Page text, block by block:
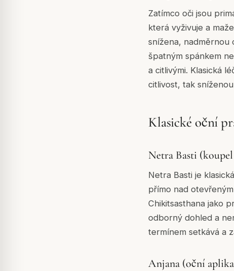
Zatímco oči jsou
která vyživuje a
snížena, nadměrnou
špatným spánkem
a citlivými. Klasická
citlivost, tak
Klasické oční
Netra Basti
Netra Basti je
přímo nad
Chikitsasthana jako
odborný dohled a
termínem setkává a
Anjana (oční